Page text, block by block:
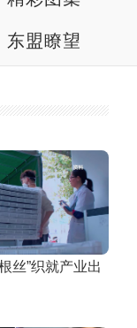
东盟瞭望
丝”织就产业出